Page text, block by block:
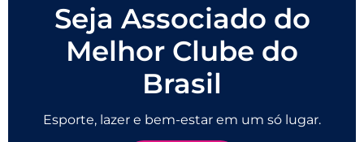
Seja Associado do
Melhor Clube do
Brasil
Esporte, lazer e bem-estar em um só lugar.